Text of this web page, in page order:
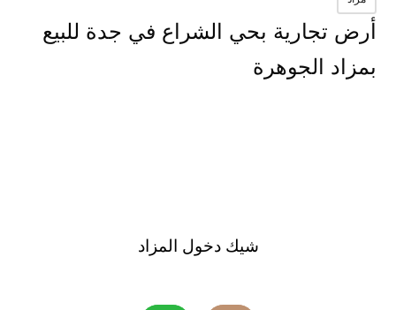
أرض تجارية بحي الشراع في جدة للبيع
بمزاد الجوهرة
شيك دخول المزاد